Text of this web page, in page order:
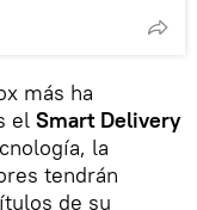
más ha
el Smart Delivery
la
tendrán
de su